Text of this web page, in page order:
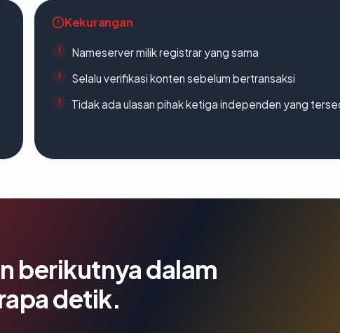
Kekurangan
Nameserver milik registrar yang sama
Selalu verifikasi konten sebelum bertransaksi
Tidak ada ulasan pihak ketiga independen yang
berikutnya dalam
detik.